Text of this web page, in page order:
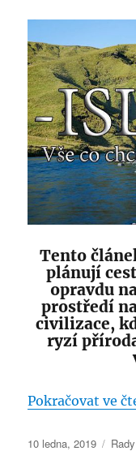
Tento
plánují
opravdu
prostředí
civilizace,
ryzí
Pokračovat ve
Publikováno:
10 ledna, 2019